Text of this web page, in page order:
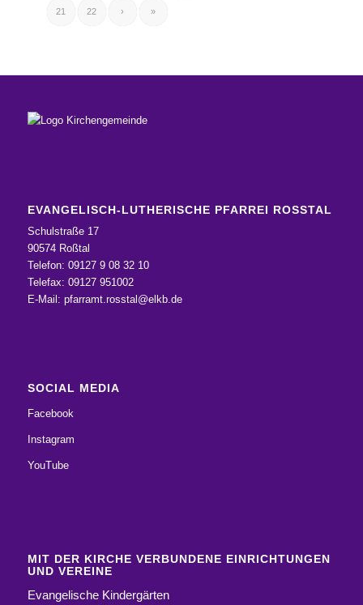
21 22 › »
EVANGELISCH-LUTHERISCHE PFARREI ROSSTAL
Schulstraße 17
90574 Roßtal
Telefon: 09127 9 08 32 10
Telefax: 09127 951002
E-Mail: pfarramt.rosstal@elkb.de
SOCIAL MEDIA
Facebook
Instagram
YouTube
MIT DER KIRCHE VERBUNDENE EINRICHTUNGEN
UND VEREINE
Evangelische Kindergärten